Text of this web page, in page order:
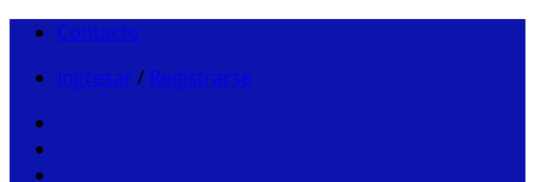
Contacto
Ingresar / Registrarse